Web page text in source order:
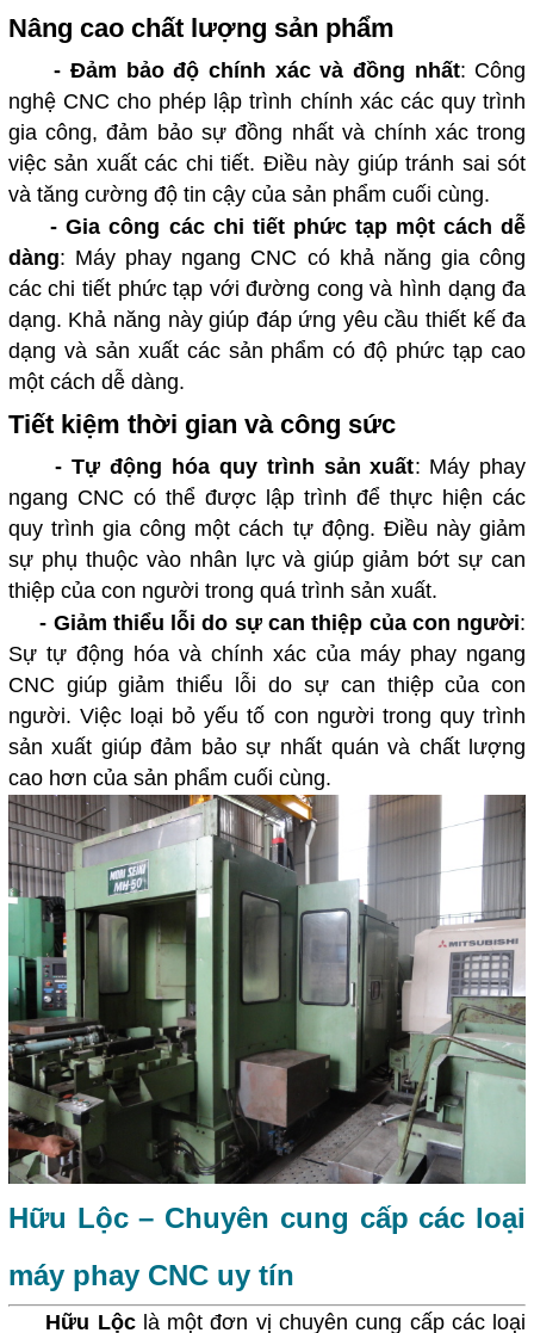
Nâng cao chất lượng sản phẩm
- Đảm bảo độ chính xác và đồng nhất: Công
nghệ CNC cho phép lập trình chính xác các quy trình
gia công, đảm bảo sự đồng nhất và chính xác trong
việc sản xuất các chi tiết. Điều này giúp tránh sai sót
và tăng cường độ tin cậy của sản phẩm cuối cùng.
-Gia công các chi tiết phức tạp một cách dễ
dàng: Máy phay ngang CNC có khả năng gia công
các chi tiết phức tạp với đường cong và hình dạng đa
dạng. Khả năng này giúp đáp ứng yêu cầu thiết kế đa
dạng và sản xuất các sản phẩm có độ phức tạp cao
một cách dễ dàng.
Tiết kiệm thời gian và công sức
-Tự động hóa quy trình sản xuất: Máy phay
ngang CNC có thể được lập trình để thực hiện các
quy trình gia công một cách tự động. Điều này giảm
sự phụ thuộc vào nhân lực và giúp giảm bớt sự can
thiệp của con người trong quá trình sản xuất.
- Giảm thiểu lỗi do sự can thiệp của con người:
Sự tự động hóa và chính xác của máy phay ngang
CNC giúp giảm thiểu lỗi do sự can thiệp của con
người. Việc loại bỏ yếu tố con người trong quy trình
sản xuất giúp đảm bảo sự nhất quán và chất lượng
cao hơn của sản phẩm cuối cùng.
Hữu Lộc – Chuyên cung cấp các loại
máy phay CNC uy tín
Hữu Lộclà một đơn vị chuyên cung cấp các loại